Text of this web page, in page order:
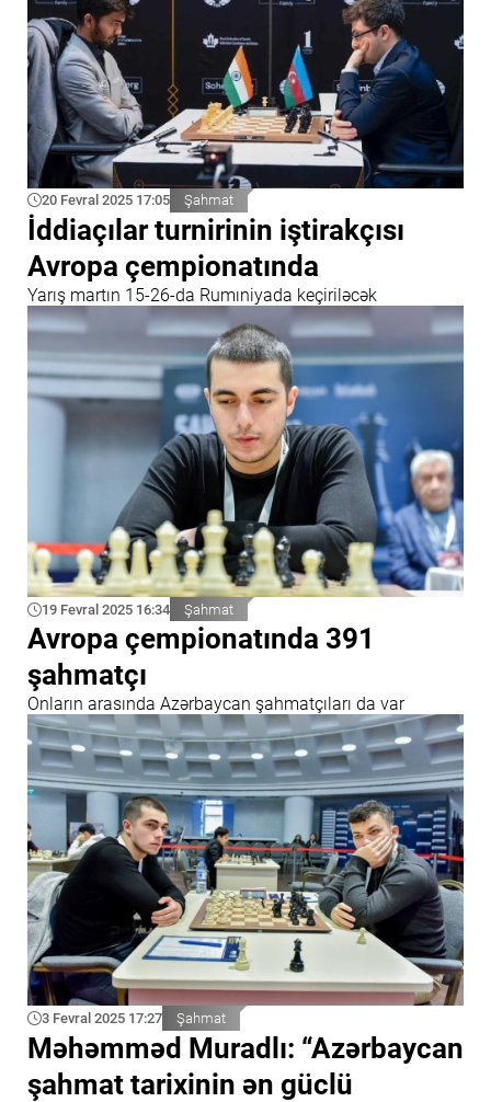
20 Fevral 2025 17:05 Şahmat
İddiaçılar turnirinin iştirakçısı
Avropa çempionatında
Yarış martın 15-26-da Rumıniyada keçiriləcək
19 Fevral 2025 16:34 Şahmat
Avropa çempionatında 391
şahmatçı
Onların arasında Azərbaycan şahmatçıları da var
3 Fevral 2025 17:27 Şahmat
Məhəmməd Muradlı: “Azərbaycan
şahmat tarixinin ən güclü